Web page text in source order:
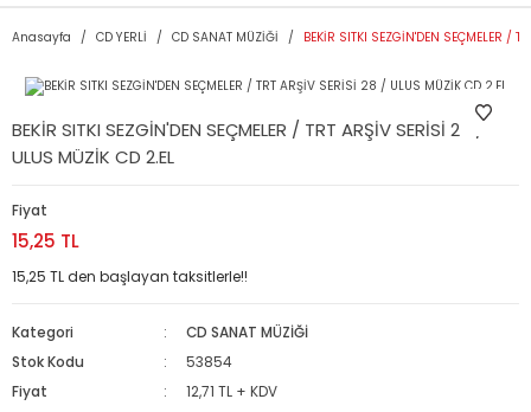
Anasayfa CD YERLİ CD SANAT MÜZİĞİ BEKİR SITKI SEZGİN'DEN SEÇMELER /
BEKİR SITKI SEZGİN'DEN SEÇMELER / TRT ARŞİV SERİSİ 28 /
ULUS MÜZİK CD 2.EL
Fiyat
15,25 TL
15,25 TL den başlayan taksitlerle!!
Kategori
CD SANAT MÜZİĞİ
Stok Kodu
53854
Fiyat
12,71 TL + KDV